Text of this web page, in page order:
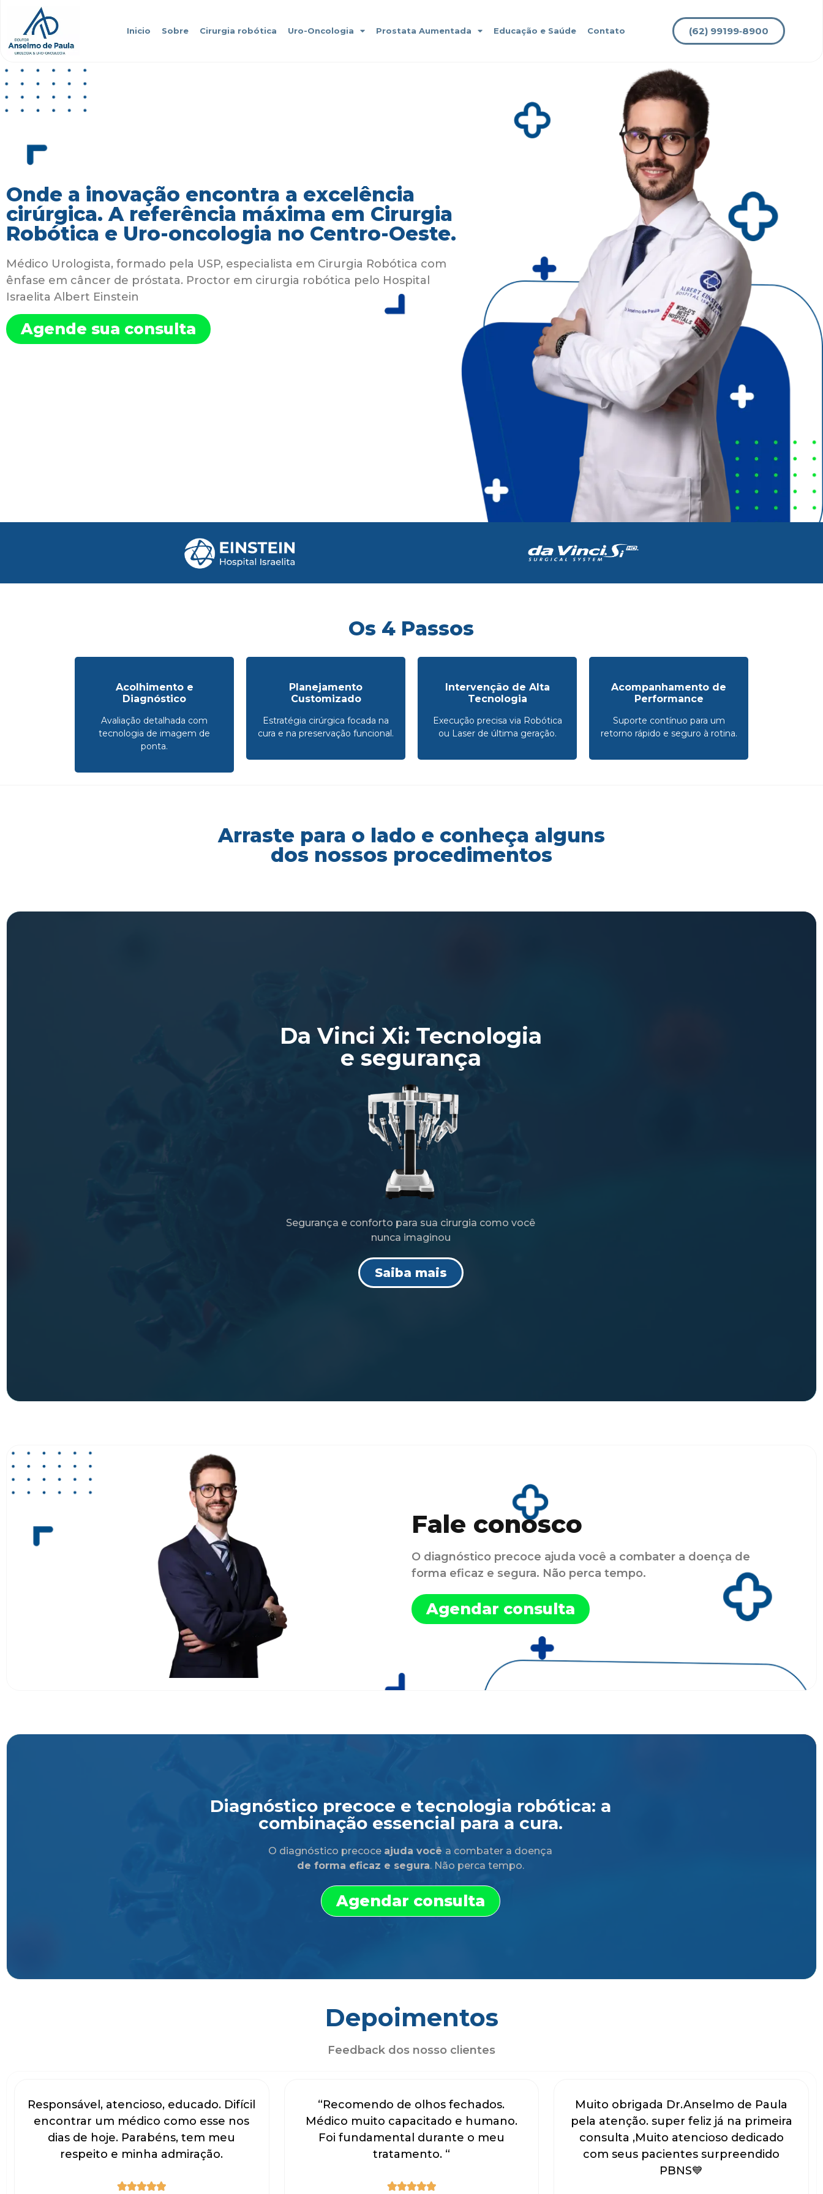
Inicio Sobre Cirurgia robótica Uro-Oncologia Prostata Aumentada Educação e Saúde Contato (62) 99199‑8900
Onde a inovação encontra a excelência
cirúrgica. A referência máxima em Cirurgia
Robótica e Uro-oncologia no Centro-Oeste.
Médico Urologista, formado pela USP, especialista em Cirurgia Robótica com
ênfase em câncer de próstata. Proctor em cirurgia robótica pelo Hospital
Israelita Albert Einstein
Agende sua consulta
Os 4 Passos
Acolhimento e
Diagnóstico
Avaliação detalhada com
tecnologia de imagem de
ponta.
Planejamento
Customizado
Estratégia cirúrgica focada na
cura e na preservação funcional.
Intervenção de Alta
Tecnologia
Execução precisa via Robótica
ou Laser de última geração.
Acompanhamento de
Performance
Suporte contínuo para um
retorno rápido e seguro à rotina.
Arraste para o lado e conheça alguns
dos nossos procedimentos
Da Vinci Xi: Tecnologia
e segurança
Segurança e conforto para sua cirurgia como você
nunca imaginou
Saiba mais
Fale conosco
O diagnóstico precoce ajuda você a combater a doença de
forma eficaz e segura. Não perca tempo.
Agendar consulta
Diagnóstico precoce e tecnologia robótica: a
combinação essencial para a cura.
O diagnóstico precoce ajuda você a combater a doença
de forma eficaz e segura. Não perca tempo.
Agendar consulta
Depoimentos
Feedback dos nosso clientes
Responsável, atencioso, educado. Difícil
encontrar um médico como esse nos
dias de hoje. Parabéns, tem meu
respeito e minha admiração.

“Recomendo de olhos fechados.
Médico muito capacitado e humano.
Foi fundamental durante o meu
tratamento. “

Muito obrigada Dr.Anselmo de Paula
pela atenção. super feliz já na primeira
consulta ,Muito atencioso dedicado
com seus pacientes surpreendido
PBNS💙